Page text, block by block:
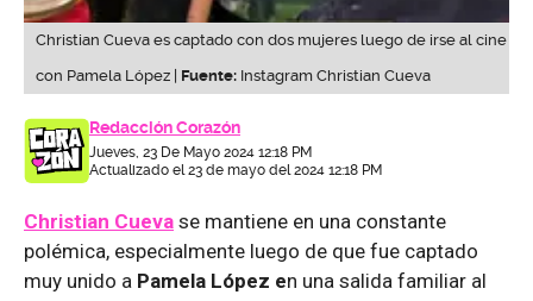
Christian Cueva es captado con dos mujeres luego de irse al cine
con Pamela López | Fuente: Instagram Christian Cueva
Redacción Corazón
Jueves, 23 De Mayo 2024 12:18 PM
Actualizado el 23 de mayo del 2024 12:18 PM
Christian Cueva se mantiene en una constante
polémica, especialmente luego de que fue captado
muy unido a Pamela López en una salida familiar al